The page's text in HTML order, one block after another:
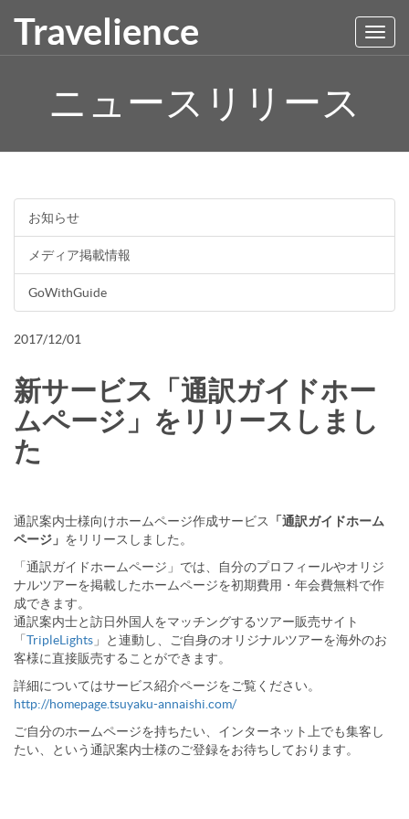
Travelience
ニュースリリース
お知らせ
メディア掲載情報
GoWithGuide
2017/12/01
新サービス「通訳ガイドホー
ムページ」をリリースしまし
た
通訳案内士様向けホームページ作成サービス
「通訳ガイドホーム
ページ」 をリリースしました。
「通訳ガイドホームページ」では、自分のプロフィールやオリジ
ナルツアーを掲載したホームページを初期費用・年会費無料で作
成できます。
通訳案内士と訪日外国人をマッチングするツアー販売サイト
「 TripleLights 」と連動し、ご自身のオリジナルツアーを海外のお
客様に直接販売することができます。
詳細についてはサービス紹介ページをご覧ください。
http://homepage.tsuyaku-annaishi.com/
ご自分のホームページを持ちたい、インターネット上でも集客し
たい、という通訳案内士様のご登録をお待ちしております。